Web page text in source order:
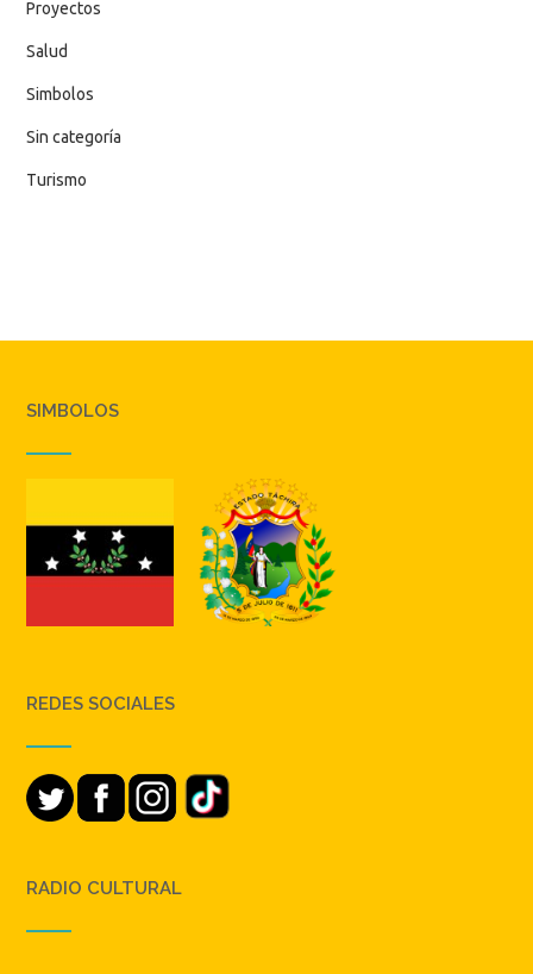
Proyectos
Salud
Simbolos
Sin categoría
Turismo
SIMBOLOS
REDES SOCIALES
RADIO CULTURAL